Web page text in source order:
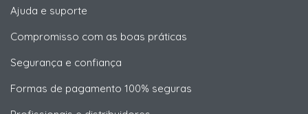
Ajuda e suporte
Compromisso com as boas práticas
Segurança e confiança
Formas de pagamento 100% seguras